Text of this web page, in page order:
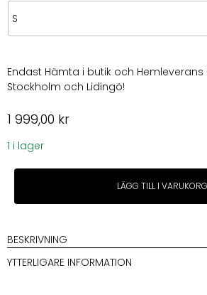
Endast Hämta i butik och
Stockholm och Lidingö!
1 999,00 kr
1 i lager
My
Harko
Dog
Bed
Taupe
LÄGG TILL I VARUKORG
BESKRIVNING
YTTERLIGARE INFORMATION